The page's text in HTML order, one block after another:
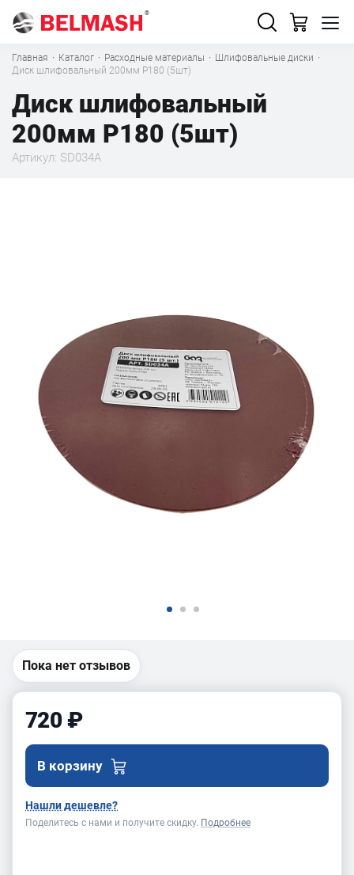
Главная · Каталог · Расходные материалы · Шлифовальные диски ·
Диск шлифовальный 200мм Р180 (5шт)
Диск шлифовальный
200мм Р180 (5шт)
Артикул: SD034A
Пока нет отзывов
720 ₽
В корзину
Нашли дешевле?
Поделитесь с нами и получите скидку. Подробнее